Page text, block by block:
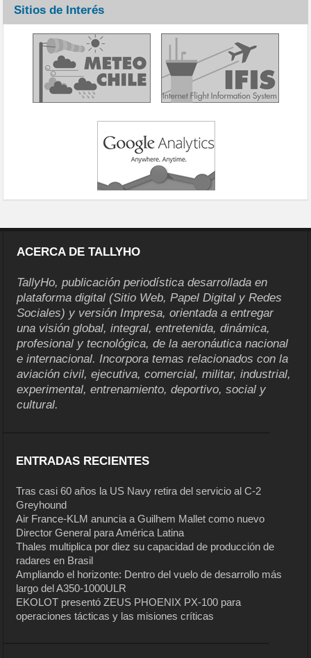
Sitios de Interés
ACERCA DE TALLYHO
TallyHo, publicación periodística desarrollada en
plataforma digital (Sitio Web, Papel Digital y Redes
Sociales) y versión Impresa, orientada a entregar
una visión global, integral, entretenida, dinámica,
profesional y tecnológica, de la aeronáutica nacional
e internacional. Incorpora temas relacionados con la
aviación civil, ejecutiva, comercial, militar, industrial,
experimental, entrenamiento, deportivo, social y
cultural.
ENTRADAS RECIENTES
Tras casi 60 años la US Navy retira del servicio al C-2
Greyhound
Air France-KLM anuncia a Guilhem Mallet como nuevo
Director General para América Latina
Thales multiplica por diez su capacidad de producción de
radares en Brasil
Ampliando el horizonte: Dentro del vuelo de desarrollo más
largo del A350-1000ULR
EKOLOT presentó ZEUS PHOENIX PX-100 para
operaciones tácticas y las misiones críticas